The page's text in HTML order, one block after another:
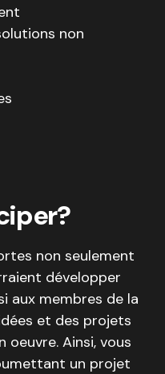
non
non seulement
développer
aux membres de la
et des projets
oeuvre. Ainsi, vous
un projet